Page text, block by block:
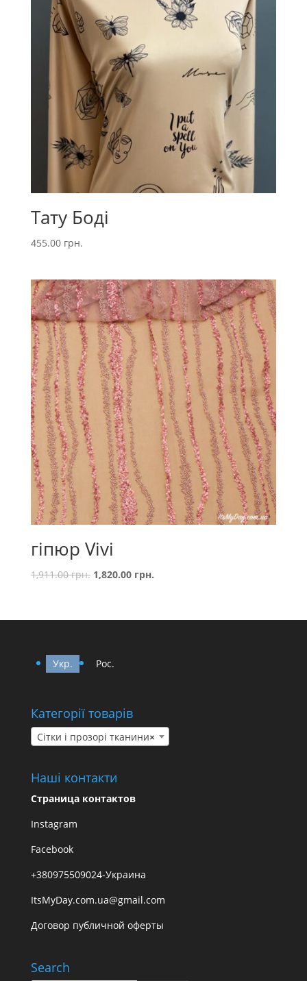
Тату Боді
455.00 грн.
гіпюр Vivi
1,911.00грн. 1,820.00 грн.
Укр. Рос.
Категорії товарів
×
Сітки і прозорі тканини
Наші контакти
Страница контактов
Instagram
Facebook
+380975509024-Украина
ItsMyDay.com.ua@gmail.com
Договор публичной оферты
Search